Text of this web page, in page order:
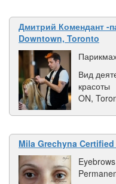
Дмитрий Комендант -
Downtown, Toronto
Вид
красоты
ON,
Mila Grechyna